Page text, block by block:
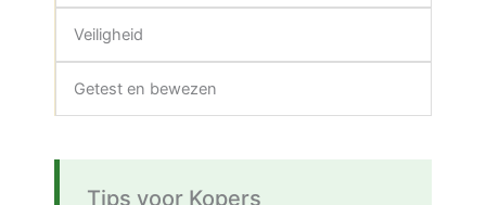
Veiligheid
Getest en bewezen
Tips voor Kopers